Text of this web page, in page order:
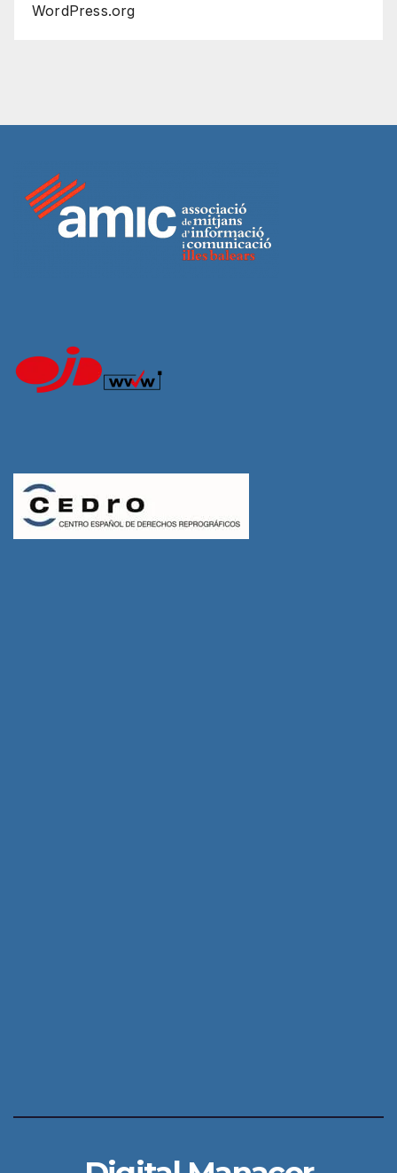
WordPress.org